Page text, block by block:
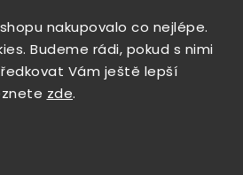
nakupovalo co nejlépe.
Budeme rádi, pokud s nimi
Vám ještě lepší
zde.